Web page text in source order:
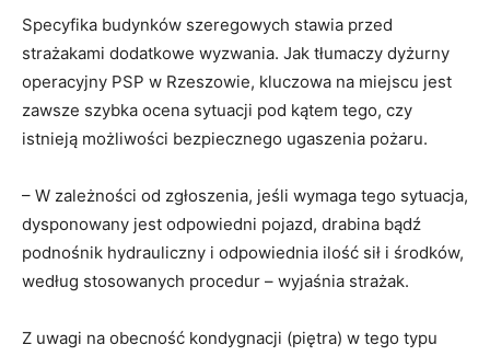
Specyfika budynków szeregowych stawia przed
strażakami dodatkowe wyzwania. Jak tłumaczy dyżurny
operacyjny PSP w Rzeszowie, kluczowa na miejscu jest
zawsze szybka ocena sytuacji pod kątem tego, czy
istnieją możliwości bezpiecznego ugaszenia pożaru.
– W zależności od zgłoszenia, jeśli wymaga tego sytuacja,
dysponowany jest odpowiedni pojazd, drabina bądź
podnośnik hydrauliczny i odpowiednia ilość sił i środków,
według stosowanych procedur – wyjaśnia strażak.
Z uwagi na obecność kondygnacji (piętra) w tego typu